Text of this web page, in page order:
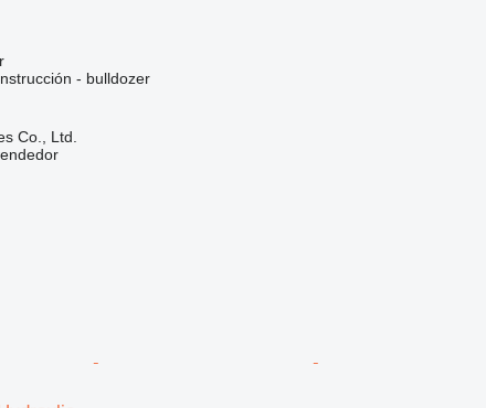
- bulldozer
Co., Ltd.